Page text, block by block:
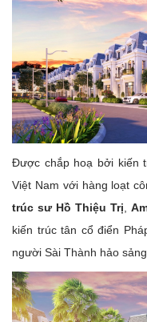
Được chắp hoạ bởi kiến
Việt Nam với hàng loạt
trúc sư Hồ Thiệu Trị ,
kiến trúc tân cổ điển
người Sài Thành hảo